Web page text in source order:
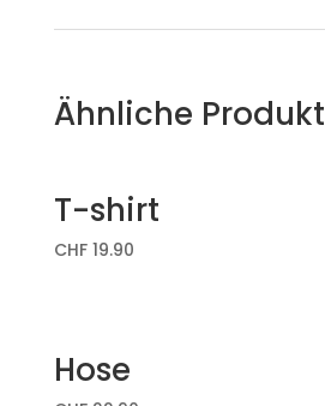
Ähnliche
T-shirt
CHF19.90
Hose